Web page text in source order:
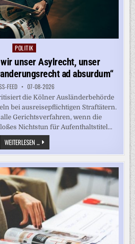
Posted
POLITIK
unser Asylrecht, unser
ad absurdum“
FEED 07-08-2026
die Kölner Ausländerbehörde
bei ausreisepflichtigen Straftätern.
Gerichtsverfahren, wenn die
Nichtstun für Aufenthaltstitel...
WEITERLESEN ...„DANN
FÜHREN
WIR
UNSER
ASYLRECHT,
UNSER
HUMANITÄRES
ZUWANDERUNGSRECHT
ABSURDUM“